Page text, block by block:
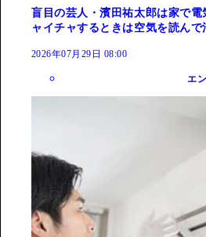
盲目の芸人・濱田祐太郎は家で
ャイチャするときは空気を読んで
2026年07月29日 08:00
エ